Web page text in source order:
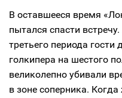
В оставшееся время
пытался спасти
третьего периода
голкипера на шестого
великолепно убивали
в зоне соперника.